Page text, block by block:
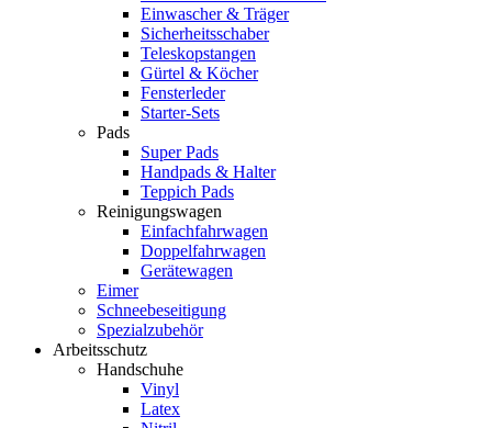
Einwascher & Träger
Sicherheitsschaber
Teleskopstangen
Gürtel & Köcher
Fensterleder
Starter-Sets
Pads
Super Pads
Handpads & Halter
Teppich Pads
Reinigungswagen
Einfachfahrwagen
Doppelfahrwagen
Gerätewagen
Eimer
Schneebeseitigung
Spezialzubehör
Arbeitsschutz
Handschuhe
Vinyl
Latex